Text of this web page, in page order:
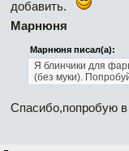
добавить.
Марнюня
Марнюня писал(а):
Я блинчики для
(без муки).
Спасибо,попробую